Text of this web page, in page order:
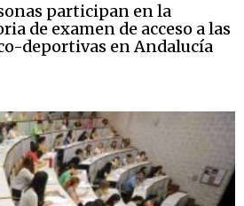
participan en la
de examen de acceso a las
deportivas en Andalucía